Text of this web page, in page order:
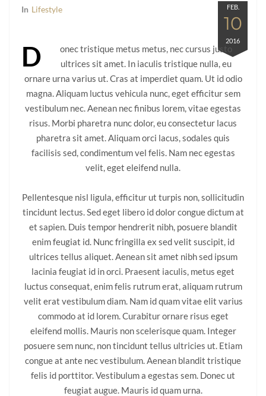
FEB.
10
2016
In Lifestyle
D
onec tristique metus metus, nec cursus justo
ultrices sit amet. In iaculis tristique nulla, eu
ornare urna varius ut. Cras at imperdiet quam. Ut id odio
magna. Aliquam luctus vehicula nunc, eget efficitur sem
vestibulum nec. Aenean nec finibus lorem, vitae egestas
risus. Morbi pharetra nunc dolor, eu consectetur lacus
pharetra sit amet. Aliquam orci lacus, sodales quis
facilisis sed, condimentum vel felis. Nam nec egestas
velit, eget eleifend nulla.
Pellentesque nisl ligula, efficitur ut turpis non, sollicitudin
tincidunt lectus. Sed eget libero id dolor congue dictum at
et sapien. Duis tempor hendrerit nibh, posuere blandit
enim feugiat id. Nunc fringilla ex sed velit suscipit, id
ultrices tellus aliquet. Aenean sit amet nibh sed ipsum
lacinia feugiat id in orci. Praesent iaculis, metus eget
luctus consequat, enim felis rutrum erat, aliquam rutrum
velit erat vestibulum diam. Nam id quam vitae elit varius
commodo at id lorem. Curabitur ornare risus eget
eleifend mollis. Mauris non scelerisque quam. Integer
posuere sem nunc, non tincidunt tellus ultricies ut. Etiam
congue at ante nec vestibulum. Aenean blandit tristique
felis id porttitor. Vestibulum a egestas sem. Donec ut
feugiat augue. Mauris id quam urna.